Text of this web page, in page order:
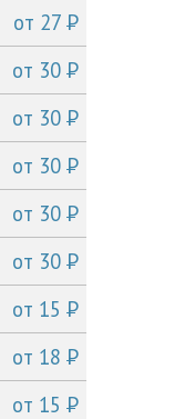
от 27P
от 30P
от 30P
от 30P
от 30P
от 30P
от 15P
от 18P
от 15P